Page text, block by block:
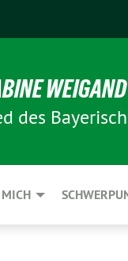
WEIGAND
des